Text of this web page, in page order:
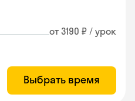
от 3190 ₽ / урок
Выбрать время